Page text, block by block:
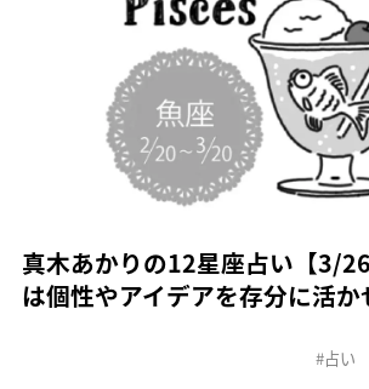
真木あかりの12星座占い【3/
は個性やアイデアを存分に活か
占い